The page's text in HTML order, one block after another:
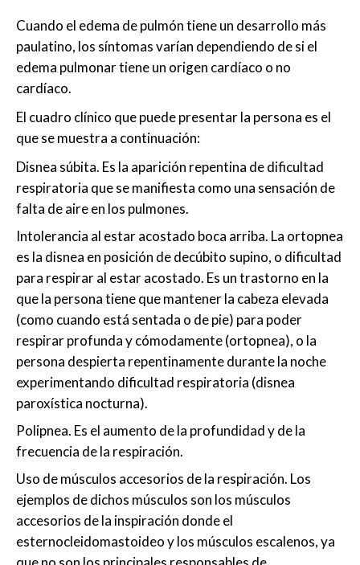
Cuando el edema de pulmón tiene un desarrollo más
paulatino, los síntomas varían dependiendo de si el
edema pulmonar tiene un origen cardíaco o no
cardíaco.
El cuadro clínico que puede presentar la persona es el
que se muestra a continuación:
Disnea súbita. Es la aparición repentina de dificultad
respiratoria que se manifiesta como una sensación de
falta de aire en los pulmones.
Intolerancia al estar acostado boca arriba. La ortopnea
es la disnea en posición de decúbito supino, o dificultad
para respirar al estar acostado. Es un trastorno en la
que la persona tiene que mantener la cabeza elevada
(como cuando está sentada o de pie) para poder
respirar profunda y cómodamente (ortopnea), o la
persona despierta repentinamente durante la noche
experimentando dificultad respiratoria (disnea
paroxística nocturna).
Polipnea. Es el aumento de la profundidad y de la
frecuencia de la respiración.
Uso de músculos accesorios de la respiración. Los
ejemplos de dichos músculos son los músculos
accesorios de la inspiración donde el
esternocleidomastoideo y los músculos escalenos, ya